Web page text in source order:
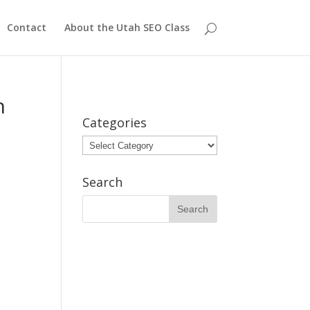
Contact About the Utah SEO Class
Categories
Categories
Search